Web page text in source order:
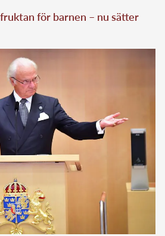
för barnen – nu sätter